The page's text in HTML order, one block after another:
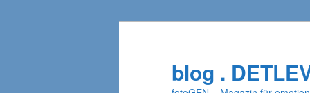
blog .